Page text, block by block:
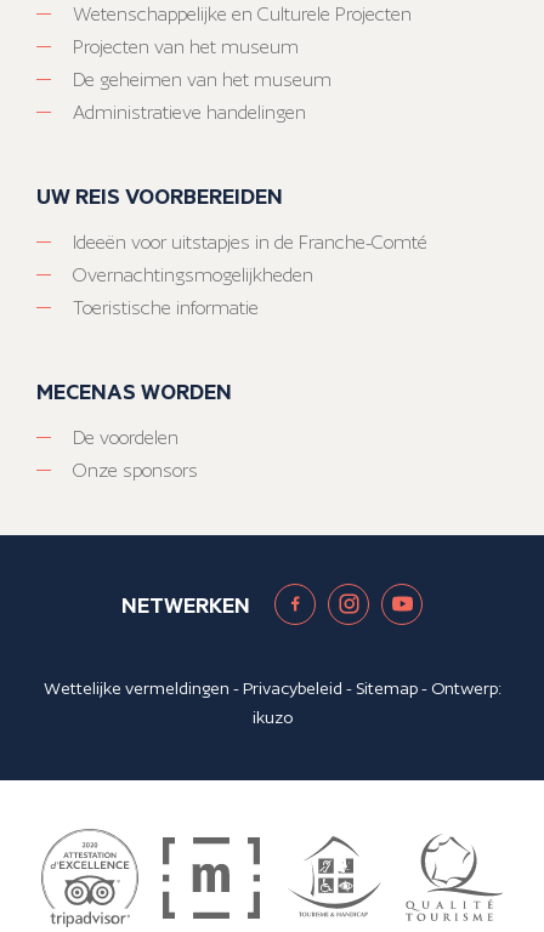
Wetenschappelijke en Culturele Projecten
Projecten van het museum
De geheimen van het museum
Administratieve handelingen
UW REIS VOORBEREIDEN
Ideeën voor uitstapjes in de Franche-Comté
Overnachtingsmogelijkheden
Toeristische informatie
MECENAS WORDEN
De voordelen
Onze sponsors
NETWERKEN
Wettelijke vermeldingen -Privacybeleid - Sitemap- Ontwerp:
ikuzo